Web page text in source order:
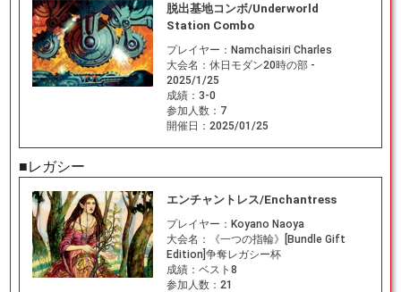
脱出基地コンボ/Underworld
Station Combo
プレイヤー： Namchaisiri Charles
大会名： 休日モダン20時の部 -
2025/1/25
成績： 3-0
参加人数： 7
開催日： 2025/01/25
■レガシー
エンチャントレス/Enchantress
プレイヤー： Koyano Naoya
大会名：
《一つの指輪》[Bundle Gift
Edition]争奪レガシー杯
成績： ベスト8
参加人数： 21